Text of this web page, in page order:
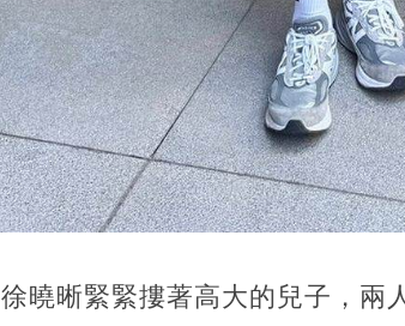
徐曉晰緊緊摟著高大的兒子，兩